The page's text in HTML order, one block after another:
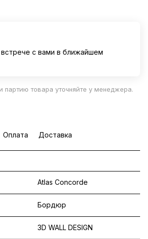
с вами в ближайшем
партию товара уточняйте у менеджера.
Оплата Доставка
Atlas Concorde
Бордюр
3D WALL DESIGN